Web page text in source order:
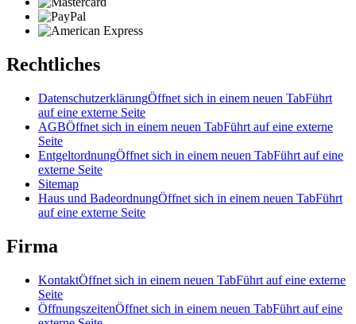
Rechtliches
DatenschutzerklärungÖffnet sich in einem neuen TabFührt
auf eine externe Seite
AGBÖffnet sich in einem neuen TabFührt auf eine externe
Seite
EntgeltordnungÖffnet sich in einem neuen TabFührt auf eine
externe Seite
Sitemap
Haus und BadeordnungÖffnet sich in einem neuen TabFührt
auf eine externe Seite
Firma
KontaktÖffnet sich in einem neuen TabFührt auf eine externe
Seite
ÖffnungszeitenÖffnet sich in einem neuen TabFührt auf eine